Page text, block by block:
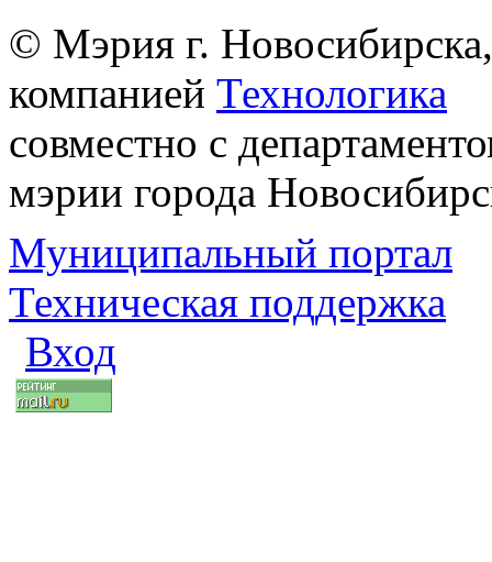
© Мэрия г.
компанией Технологика
совместно с
мэрии города
Муниципальный портал
Техническая поддержка
Вход